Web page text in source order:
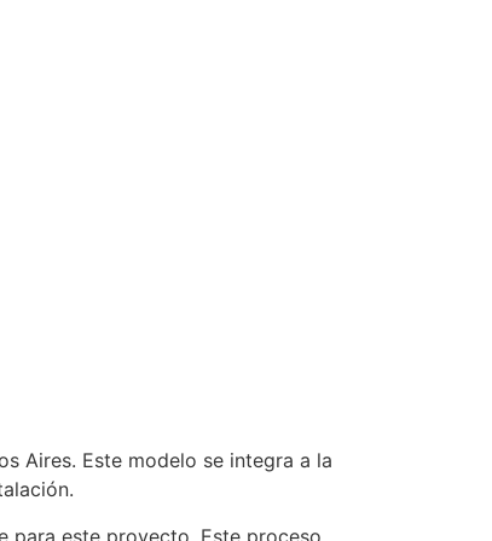
Aires. Este modelo se integra a la
para este proyecto. Este proceso